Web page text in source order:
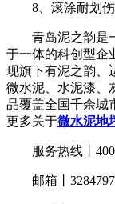
8、滚涂耐划伤
青岛泥之韵是一
于一体的科创型企
现旗下有泥之韵、
微水泥、水泥漆、
品覆盖全国千余城
更多关于微水泥地
服务热线丨400-
邮箱丨